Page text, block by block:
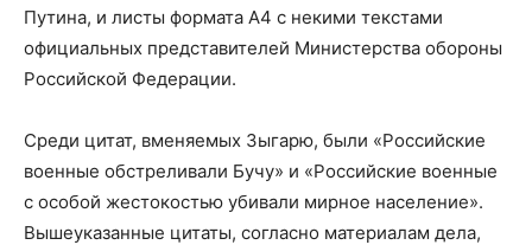
Путина, и листы формата А4 с некими текстами
официальных представителей Министерства обороны
Российской Федерации.
Среди цитат, вменяемых Зыгарю, были «Российские
военные обстреливали Бучу» и «Российские военные
с особой жестокостью убивали мирное население».
Вышеуказанные цитаты, согласно материалам дела,